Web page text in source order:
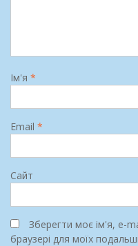
Ім'я *
Email *
Сайт
Зберегти моє ім'я, e-
браузері для моїх